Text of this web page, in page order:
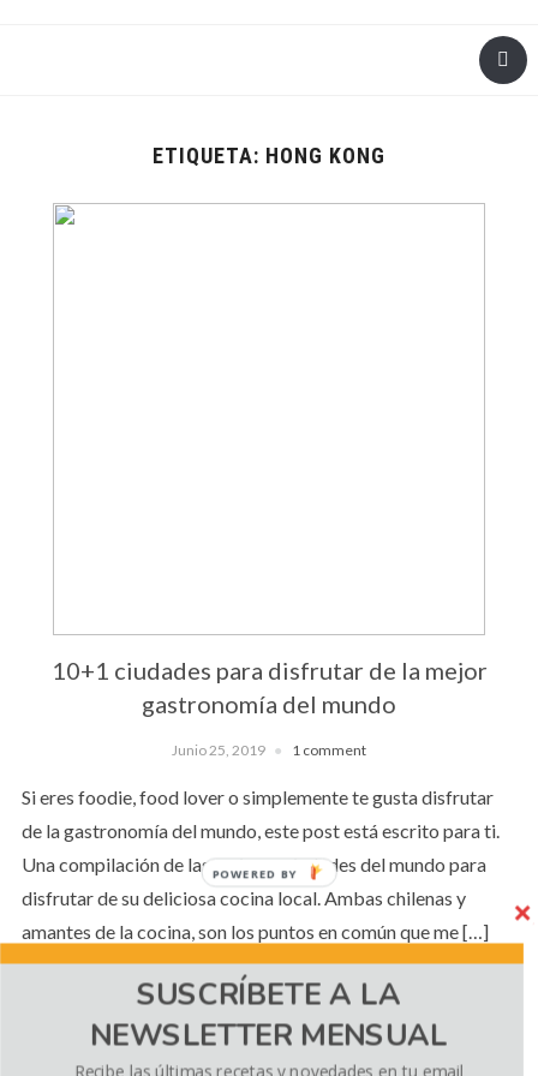
ETIQUETA: HONG KONG
10+1 ciudades para disfrutar de la mejor
gastronomía del mundo
Junio 25, 2019 1 comment
Si eres foodie, food lover o simplemente te gusta disfrutar
de la gastronomía del mundo, este post está escrito para ti.
Una compilación de las mejores ciudades del mundo para
disfrutar de su deliciosa cocina local. Ambas chilenas y
amantes de la cocina, son los puntos en común que me […]
CONTINUE READING
SUSCRÍBETE A LA
NEWSLETTER MENSUAL
POWERED BY